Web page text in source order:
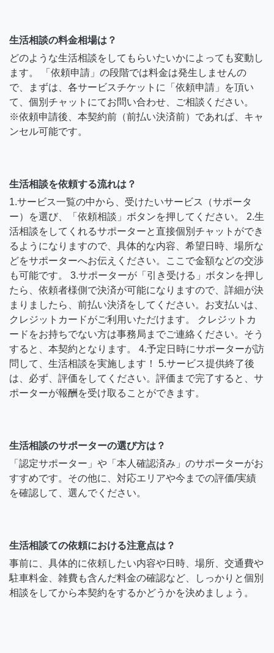
生活相談の料金相場は？
どのような生活相談をしてもらいたいかによっても変動し
ます。 「依頼申請」の段階では料金は発生しませんの
で、まずは、各サービスチケットに「依頼申請」を頂い
て、個別チャットにてお問い合わせ、ご相談ください。
※依頼申請後、本契約前（前払い決済前）であれば、キャ
ンセル可能です。
生活相談を依頼する流れは？
1.サービス一覧の中から、受けたいサービス（サポータ
ー）を選び、「依頼相談」ボタンを押してください。 2.生
活相談をしてくれるサポーターと直接個別チャットができ
るようになりますので、具体的な内容、希望日時、場所な
どをサポーターへお伝えください。ここで金額などの交渉
も可能です。 3.サポーターが「引き受ける」ボタンを押し
たら、依頼者様側で決済が可能になりますので、詳細が決
まりましたら、前払い決済をしてください。お支払いは、
クレジットカードがご利用いただけます。 クレジットカ
ードをお持ちでない方は事務局までご連絡ください。そう
すると、本契約となります。 4.予定日時にサポーターが訪
問して、生活相談を実施します！ 5.サービス提供終了後
は、必ず、評価をしてください。評価まで完了すると、サ
ポーターが報酬を受け取ることができます。
生活相談のサポーターの選び方は？
「認定サポーター」や「本人確認済み」のサポーターがお
すすめです。その他に、対応エリアや今までの評価/実績
を確認して、選んでください。
生活相談ての依頼における注意点は？
事前に、具体的に依頼したい内容や日時、場所、交通費や
駐車料金、雑費も含んだ料金の確認など、しっかりと個別
相談をしてから本契約をするかどうかを決めましょう。